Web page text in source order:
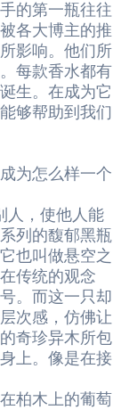
的第一瓶往往
各大博主的推
影响。他们所
每款香水都有
生。在成为它
够帮助到我们
为怎么样一个
人，使他人能
列的馥郁黑瓶
也叫做悬空之
传统的观念
。而这一只却
次感，仿佛让
奇珍异木所包
上。像是在接
柏木上的葡萄